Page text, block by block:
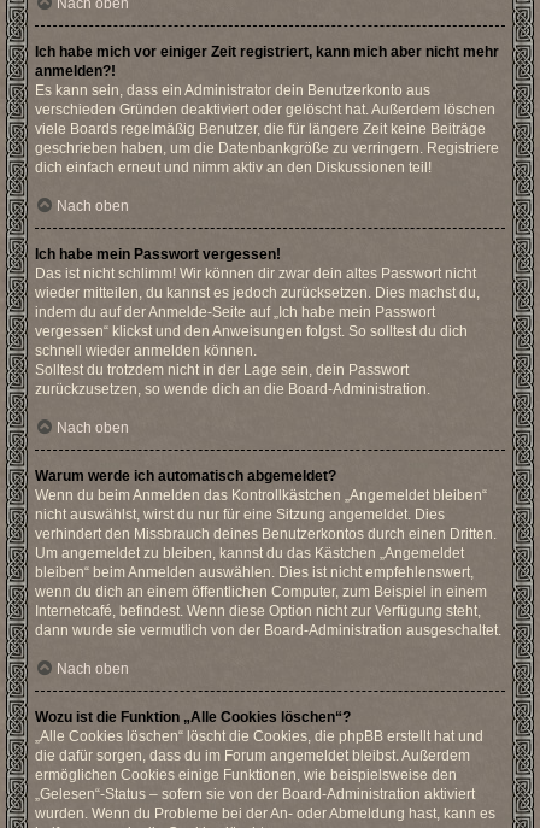
Nach oben
Ich habe mich vor einiger Zeit registriert, kann mich aber nicht mehr
anmelden?!
Es kann sein, dass ein Administrator dein Benutzerkonto aus
verschieden Gründen deaktiviert oder gelöscht hat. Außerdem löschen
viele Boards regelmäßig Benutzer, die für längere Zeit keine Beiträge
geschrieben haben, um die Datenbankgröße zu verringern. Registriere
dich einfach erneut und nimm aktiv an den Diskussionen teil!
Nach oben
Ich habe mein Passwort vergessen!
Das ist nicht schlimm! Wir können dir zwar dein altes Passwort nicht
wieder mitteilen, du kannst es jedoch zurücksetzen. Dies machst du,
indem du auf der Anmelde-Seite auf „Ich habe mein Passwort
vergessen“ klickst und den Anweisungen folgst. So solltest du dich
schnell wieder anmelden können.
Solltest du trotzdem nicht in der Lage sein, dein Passwort
zurückzusetzen, so wende dich an die Board-Administration.
Nach oben
Warum werde ich automatisch abgemeldet?
Wenn du beim Anmelden das Kontrollkästchen „Angemeldet bleiben“
nicht auswählst, wirst du nur für eine Sitzung angemeldet. Dies
verhindert den Missbrauch deines Benutzerkontos durch einen Dritten.
Um angemeldet zu bleiben, kannst du das Kästchen „Angemeldet
bleiben“ beim Anmelden auswählen. Dies ist nicht empfehlenswert,
wenn du dich an einem öffentlichen Computer, zum Beispiel in einem
Internetcafé, befindest. Wenn diese Option nicht zur Verfügung steht,
dann wurde sie vermutlich von der Board-Administration ausgeschaltet.
Nach oben
Wozu ist die Funktion „Alle Cookies löschen“?
„Alle Cookies löschen“ löscht die Cookies, die phpBB erstellt hat und
die dafür sorgen, dass du im Forum angemeldet bleibst. Außerdem
ermöglichen Cookies einige Funktionen, wie beispielsweise den
„Gelesen“-Status – sofern sie von der Board-Administration aktiviert
wurden. Wenn du Probleme bei der An- oder Abmeldung hast, kann es